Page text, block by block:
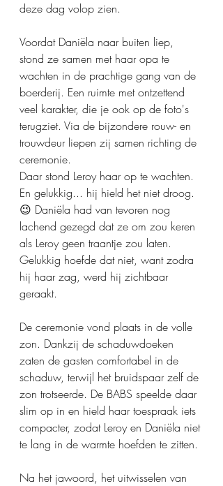
deze dag volop zien.
Voordat Daniëla naar buiten liep,
stond ze samen met haar opa te
wachten in de prachtige gang van de
boerderij. Een ruimte met ontzettend
veel karakter, die je ook op de foto's
terugziet. Via de bijzondere rouw- en
trouwdeur liepen zij samen richting de
ceremonie.
Daar stond Leroy haar op te wachten.
En gelukkig... hij hield het niet droog.
😉 Daniëla had van tevoren nog
lachend gezegd dat ze om zou keren
als Leroy geen traantje zou laten.
Gelukkig hoefde dat niet, want zodra
hij haar zag, werd hij zichtbaar
geraakt.
De ceremonie vond plaats in de volle
zon. Dankzij de schaduwdoeken
zaten de gasten comfortabel in de
schaduw, terwijl het bruidspaar zelf de
zon trotseerde. De BABS speelde daar
slim op in en hield haar toespraak iets
compacter, zodat Leroy en Daniëla niet
te lang in de warmte hoefden te zitten.
Na het jawoord, het uitwisselen van